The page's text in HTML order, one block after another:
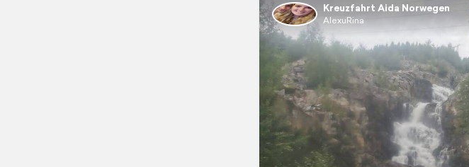
Kreuzfahrt Aida Norwegen
AlexuRina